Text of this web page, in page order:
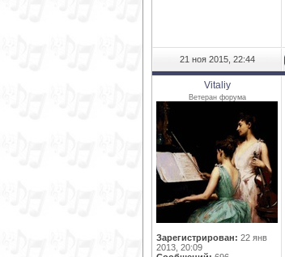
21 ноя 2015, 22:44
Vitaliy
Ветеран форума
Зарегистрирован: 22 янв
2013, 20:09